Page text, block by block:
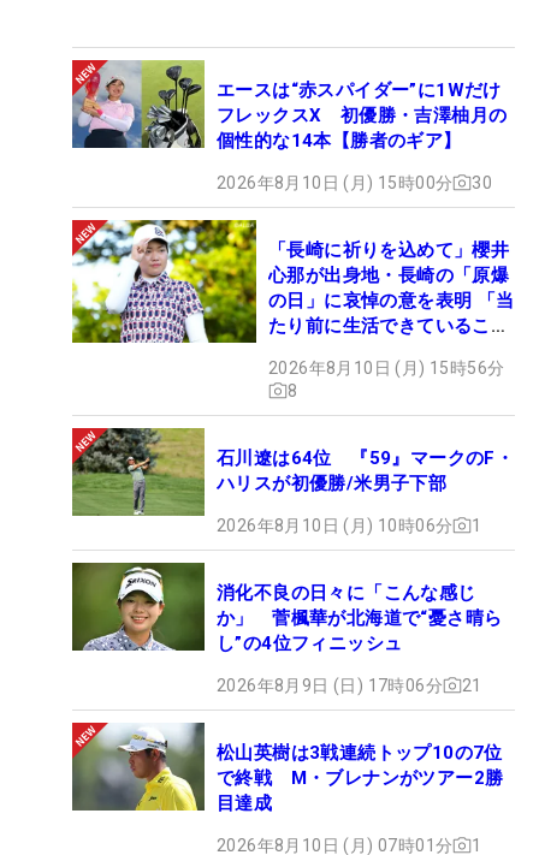
エースは“赤スパイダー”に1Wだけ
フレックスX 初優勝・吉澤柚月の
個性的な14本【勝者のギア】
2026年8月10日 (月) 15時00分 30
「長崎に祈りを込めて」櫻井
心那が出身地・長崎の「原爆
の日」に哀悼の意を表明 「当
たり前に生活できていること
2026年8月10日 (月) 15時56分
8
石川遼は64位 『59』マークのF・
ハリスが初優勝/米男子下部
2026年8月10日 (月) 10時06分 1
消化不良の日々に「こんな感じ
か」 菅楓華が北海道で“憂さ晴ら
し”の4位フィニッシュ
2026年8月9日 (日) 17時06分 21
松山英樹は3戦連続トップ10の7位
で終戦 M・ブレナンがツアー2勝
目達成
2026年8月10日 (月) 07時01分 1